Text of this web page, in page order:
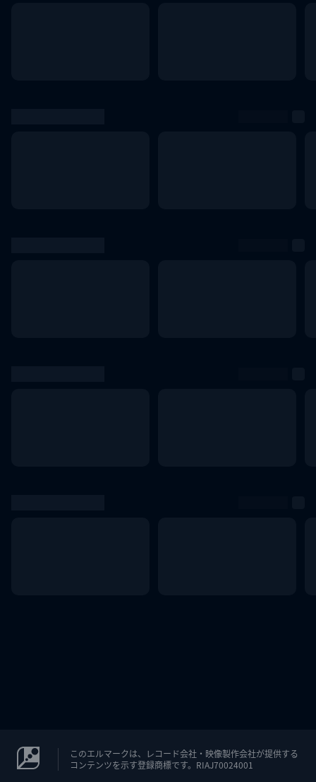
このエルマークは、レコード会社・映像製作会社が提供する
コンテンツを示す登録商標です。RIAJ70024001